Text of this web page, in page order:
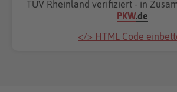
TÜV Rheinland verifiziert - in
PKW.de
</> HTML Code